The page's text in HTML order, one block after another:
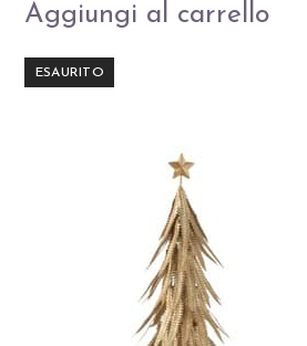
Aggiungi al carrello
ESAURITO